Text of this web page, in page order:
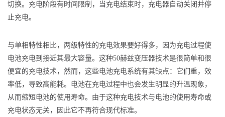
切换。充电阶段有时间限制，当充电结束时，充电器自动关闭并停
止充电。
与单相特性相比，两级特性的充电效果要好得多，因为充电过程使
电池充电到接近其最大容量。这种50赫兹变压器技术是很简单和很
便宜的充电技术，然而，这些电池充电系统有其缺点：它们重，效
率低，导致高能耗。电池在充电过程中也会发生明显的升温现象，
从而缩短电池的使用寿命。由于这种充电技术与电池的使用寿命或
充电状态无关，因此它不再符合现代标准。